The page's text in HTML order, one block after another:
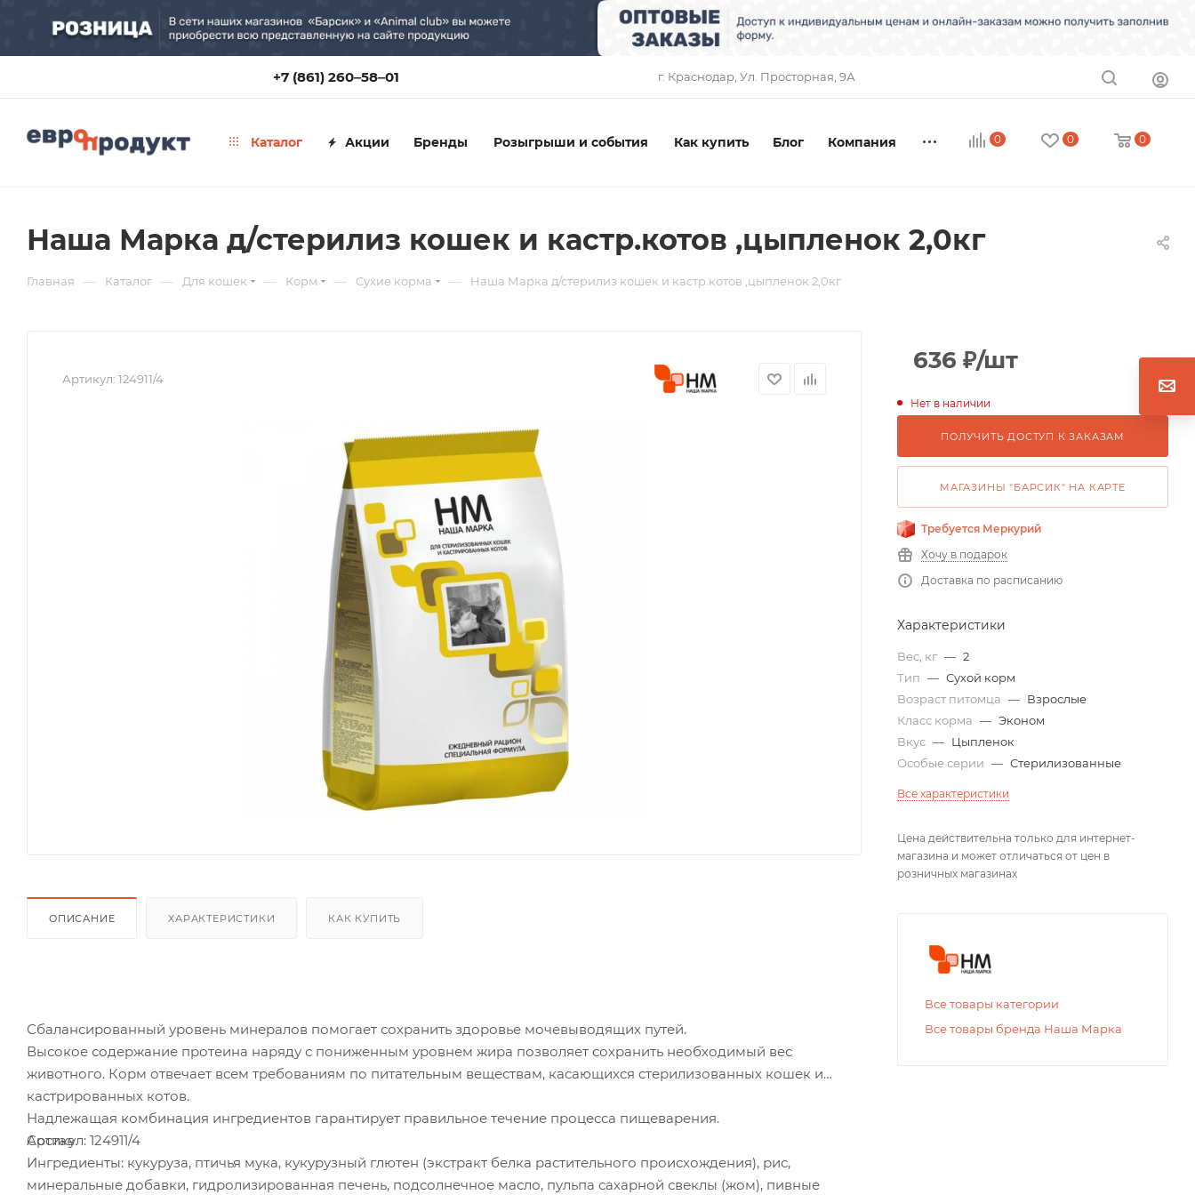
+7 (861) 260‒58‒01 г. Краснодар, ​Ул. Просторная, 9А
0 0 0
Каталог Акции Бренды Розыгрыши и события Как купить Блог Компания
Наша Марка д/стерилиз кошек и кастр.котов ,цыпленок 2,0кг
Главная — Каталог — Для кошек — Корм — Сухие корма — Наша Марка д/стерилиз кошек и кастр.котов ,цыпленок 2,0кг
Артикул: 124911/4
ОПИСАНИЕ ХАРАКТЕРИСТИКИ КАК КУПИТЬ
Сбалансированный уровень минералов помогает сохранить здоровье мочевыводящих путей.
Высокое содержание протеина наряду с пониженным уровнем жира позволяет сохранить необходимый вес
животного. Корм отвечает всем требованиям по питательным веществам, касающихся стерилизованных кошек и
кастрированных котов.
Надлежащая комбинация ингредиентов гарантирует правильное течение процесса пищеварения.
Состав
Ингредиенты: кукуруза, птичья мука, кукурузный глютен (экстракт белка растительного происхождения), рис,
минеральные добавки, гидролизированная печень, подсолнечное масло, пульпа сахарной свеклы (жом), пивные
Артикул: 124911/4
636 ₽/шт
Нет в наличии
ПОЛУЧИТЬ ДОСТУП К ЗАКАЗАМ
МАГАЗИНЫ "БАРСИК" НА КАРТЕ
Требуется Меркурий
Хочу в подарок
Доставка по расписанию
Характеристики
Вес, кг — 2
Тип — Сухой корм
Возраст питомца — Взрослые
Класс корма — Эконом
Вкус — Цыпленок
Особые серии — Стерилизованные
Все характеристики
Цена действительна только для интернет-
магазина и может отличаться от цен в
розничных магазинах
Все товары категории
Все товары бренда Наша Марка